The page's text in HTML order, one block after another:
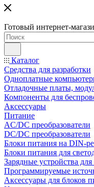
Готовый интернет-
Каталог
Средства для разработки
Одноплатные
Отладочные платы,
Компоненты для
Аксессуары
Питание
AC/DC преобразователи
DC/DC преобразователи
Блоки питания на DIN-
Блоки питания для
Зарядные устройства для
Программируемые
Аксессуары для блоков